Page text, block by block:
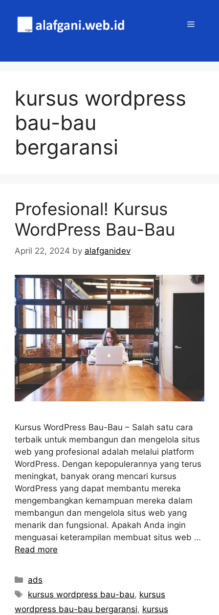
content
MENU
kursus wordpress
bau-bau
bergaransi
Profesional! Kursus
WordPress Bau-Bau
April 22, 2024 by alafganidev
Kursus WordPress Bau-Bau – Salah satu cara
terbaik untuk membangun dan mengelola situs
web yang profesional adalah melalui platform
WordPress. Dengan kepopulerannya yang terus
meningkat, banyak orang mencari kursus
WordPress yang dapat membantu mereka
mengembangkan kemampuan mereka dalam
membangun dan mengelola situs web yang
menarik dan fungsional. Apakah Anda ingin
menguasai keterampilan membuat situs web …
Read more
Categories
ads
Tags
kursus wordpress bau-bau, kursus
wordpress bau-bau bergaransi, kursus